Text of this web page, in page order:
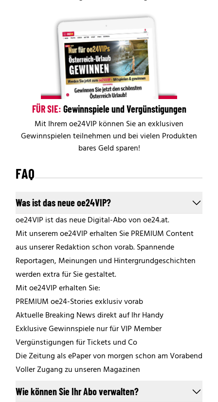
FÜR SIE: Gewinnspiele und Vergünstigungen
Mit Ihrem oe24VIP können Sie an exklusiven
Gewinnspielen teilnehmen und bei vielen Produkten
bares Geld sparen!
FAQ
Was ist das neue oe24VIP?
oe24VIP ist das neue Digital-Abo von oe24.at.
Mit unserem oe24VIP erhalten Sie PREMIUM Content
aus unserer Redaktion schon vorab. Spannende
Reportagen, Meinungen und Hintergrundgeschichten
werden extra für Sie gestaltet.
Mit oe24VIP erhalten Sie:
PREMIUM oe24-Stories exklusiv vorab
Aktuelle Breaking News direkt auf Ihr Handy
Exklusive Gewinnspiele nur für VIP Member
Vergünstigungen für Tickets und Co
Die Zeitung als ePaper von morgen schon am Vorabend
Voller Zugang zu unseren Magazinen
Wie können Sie Ihr Abo verwalten?